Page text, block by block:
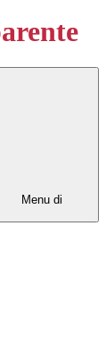
Menu di